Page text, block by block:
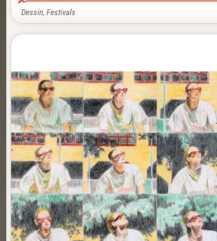
Dessin, Festivals